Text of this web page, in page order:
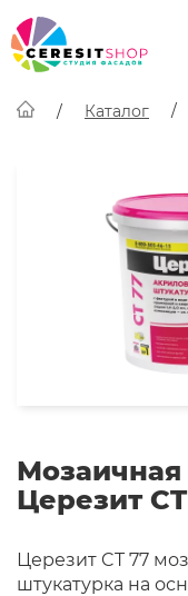
Каталог
Мозаичная
Церезит
Церезит CT 77
штукатурка на